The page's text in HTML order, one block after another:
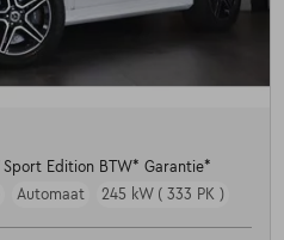
Sport Edition BTW* Garantie*
Automaat 245 kW ( 333 PK )